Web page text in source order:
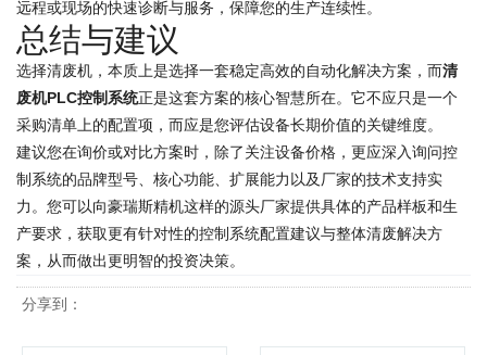
远程或现场的快速诊断与服务，保障您的生产连续性。
总结与建议
选择清废机，本质上是选择一套稳定高效的自动化解决方案，而清
废机PLC控制系统正是这套方案的核心智慧所在。它不应只是一个
采购清单上的配置项，而应是您评估设备长期价值的关键维度。
建议您在询价或对比方案时，除了关注设备价格，更应深入询问控
制系统的品牌型号、核心功能、扩展能力以及厂家的技术支持实
力。您可以向豪瑞斯精机这样的源头厂家提供具体的产品样板和生
产要求，获取更有针对性的控制系统配置建议与整体清废解决方
案，从而做出更明智的投资决策。
分享到：